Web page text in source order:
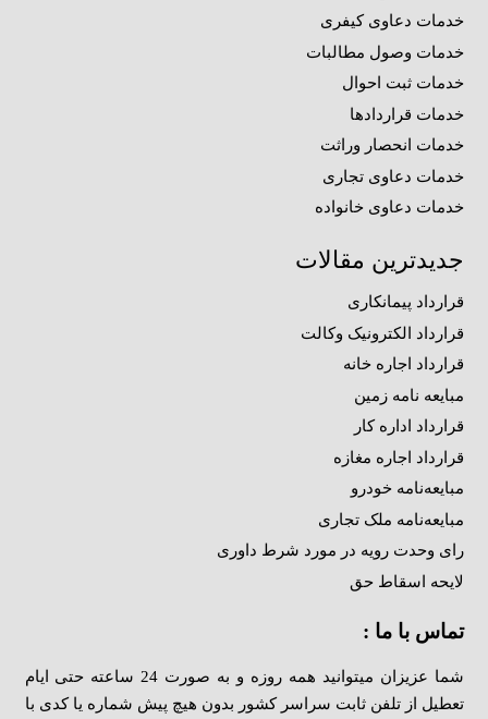
خدمات دعاوی کیفری
خدمات وصول مطالبات
خدمات ثبت احوال
خدمات قراردادها
خدمات انحصار وراثت
خدمات دعاوی تجاری
خدمات دعاوی خانواده
جدیدترین مقالات
قرارداد پیمانکاری
قرارداد الکترونیک وکالت
قرارداد اجاره خانه
مبایعه نامه زمین
قرارداد اداره کار
قرارداد اجاره مغازه
مبایعه‌نامه خودرو
مبایعه‌نامه ملک تجاری
رای وحدت رویه در مورد شرط داوری
لایحه اسقاط حق
تماس با ما :
شما عزیزان میتوانید همه روزه و به صورت 24 ساعته حتی ایام
تعطیل از تلفن ثابت سراسر کشور بدون هیچ پیش شماره یا کدی با